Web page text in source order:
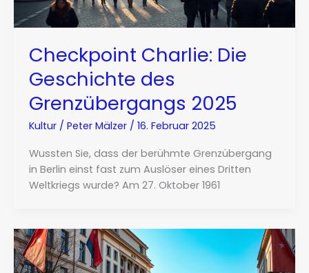
Checkpoint Charlie: Die
Geschichte des
Grenzübergangs 2025
Kultur/ Peter Mälzer / 16. Februar 2025
Wussten Sie, dass der berühmte Grenzübergang
in Berlin einst fast zum Auslöser eines Dritten
Weltkriegs wurde? Am 27. Oktober 1961